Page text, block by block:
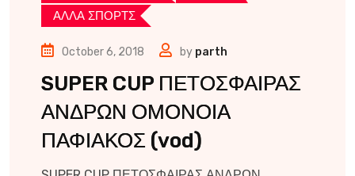
ΑΛΛΑ ΣΠΟΡΤΣ
October 6, 2018 by parth
SUPER CUP ΠΕΤΟΣΦΑΙΡΑΣ
ΑΝΔΡΩΝ ΟΜΟΝΟΙΑ
ΠΑΦΙΑΚΟΣ (vod)